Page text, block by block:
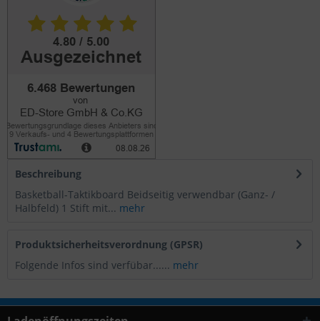
Beschreibung
Basketball-Taktikboard Beidseitig verwendbar (Ganz- /
Halbfeld) 1 Stift mit... mehr
Produktsicherheitsverordnung (GPSR)
Folgende Infos sind verfübar...... mehr